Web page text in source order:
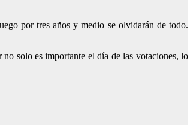
por tres años y medio se olvidarán de todo.
solo es importante el día de las votaciones, lo